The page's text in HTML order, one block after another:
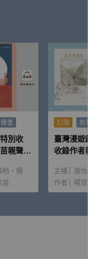
物件，並藉由枯萎
應殘酷的真相猶如一
童三部曲》對我的
書
別收
親聲朗
柏
楊雅淳
苗
訂閱 有
臺灣漫遊
收錄作者
主播
張
作者
楊